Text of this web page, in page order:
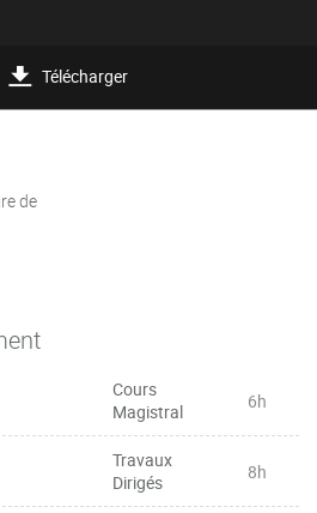
Télécharger
de
Cours
Magistral
6h
Travaux
Dirigés
8h